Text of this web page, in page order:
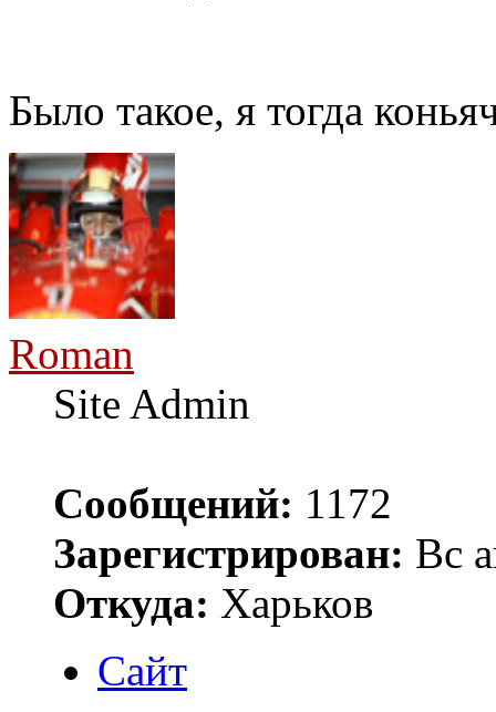
Было такое, я тогда
Roman
Site Admin
Сообщений: 1172
Зарегистрирован: Вс
Откуда: Харьков
Сайт